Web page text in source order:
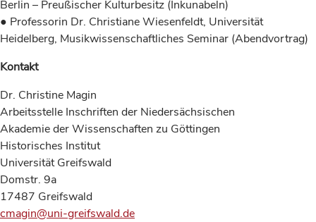
Berlin – Preußischer Kulturbesitz (Inkunabeln)
● Professorin Dr. Christiane Wiesenfeldt, Universität
Heidelberg, Musikwissenschaftliches Seminar (Abendvortrag)
Kontakt
Dr. Christine Magin
Arbeitsstelle Inschriften der Niedersächsischen
Akademie der Wissenschaften zu Göttingen
Historisches Institut
Universität Greifswald
Domstr. 9a
17487 Greifswald
cmagin@uni-greifswald.de